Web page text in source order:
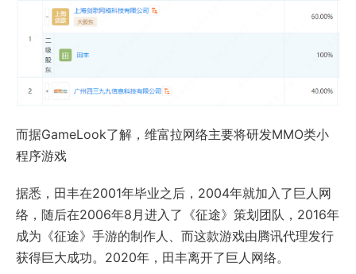
而据GameLook了解，维富拉网络主要将研发MMO类小
程序游戏
据悉，田丰在2001年毕业之后，2004年就加入了巨人网
络，随后在2006年8月进入了《征途》策划团队，2016年
成为《征途》手游的制作人、而这款游戏由腾讯代理发行
获得巨大成功。2020年，田丰离开了巨人网络。